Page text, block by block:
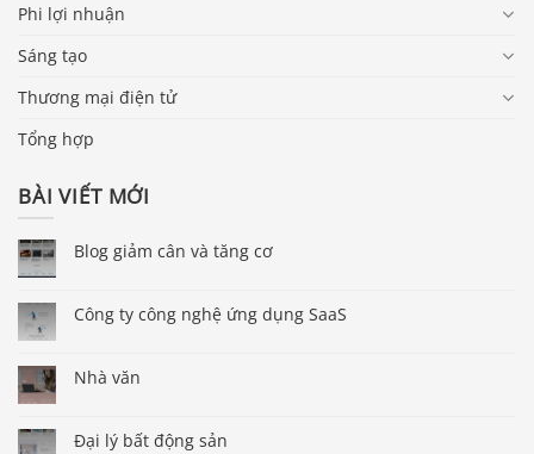
Phi lợi nhuận
Sáng tạo
Thương mại điện tử
Tổng hợp
BÀI VIẾT MỚI
Blog giảm cân và tăng cơ
Công ty công nghệ ứng dụng SaaS
Nhà văn
Đại lý bất động sản